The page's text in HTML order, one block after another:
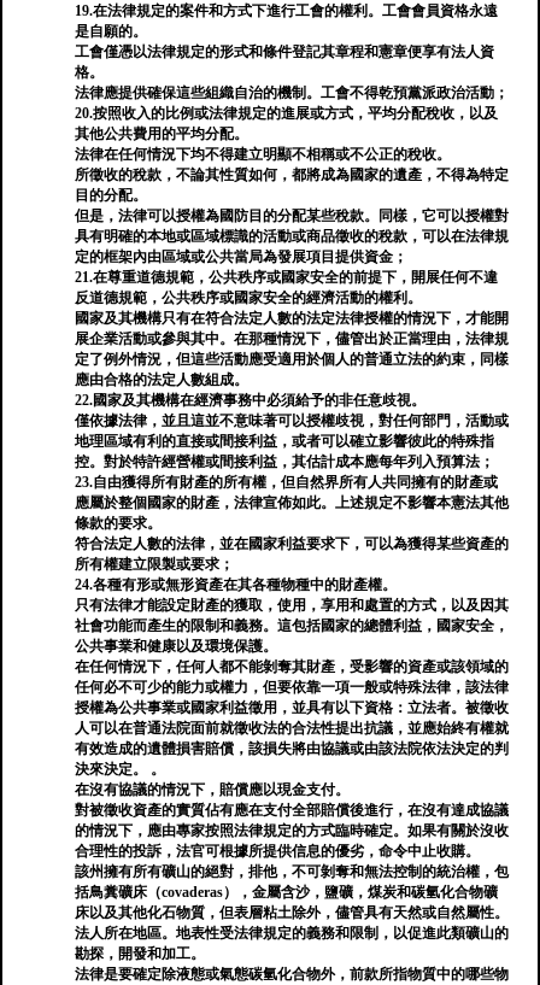
19.在法律規定的案件和方式下進行工會的權利。工會會員資格永遠
是自願的。
工會僅憑以法律規定的形式和條件登記其章程和憲章便享有法人資
格。
法律應提供確保這些組織自治的機制。工會不得乾預黨派政治活動；
20.按照收入的比例或法律規定的進展或方式，平均分配稅收，以及
其他公共費用的平均分配。
法律在任何情況下均不得建立明顯不相稱或不公正的稅收。
所徵收的稅款，不論其性質如何，都將成為國家的遺產，不得為特定
目的分配。
但是，法律可以授權為國防目的分配某些稅款。同樣，它可以授權對
具有明確的本地或區域標識的活動或商品徵收的稅款，可以在法律規
定的框架內由區域或公共當局為發展項目提供資金；
21.在尊重道德規範，公共秩序或國家安全的前提下，開展任何不違
反道德規範，公共秩序或國家安全的經濟活動的權利。
國家及其機構只有在符合法定人數的法定法律授權的情況下，才能開
展企業活動或參與其中。在那種情況下，儘管出於正當理由，法律規
定了例外情況，但這些活動應受適用於個人的普通立法的約束，同樣
應由合格的法定人數組成。
22.國家及其機構在經濟事務中必須給予的非任意歧視。
僅依據法律，並且這並不意味著可以授權歧視，對任何部門，活動或
地理區域有利的直接或間接利益，或者可以確立影響彼此的特殊指
控。對於特許經營權或間接利益，其估計成本應每年列入預算法；
23.自由獲得所有財產的所有權，但自然界所有人共同擁有的財產或
應屬於整個國家的財產，法律宣佈如此。上述規定不影響本憲法其他
條款的要求。
符合法定人數的法律，並在國家利益要求下，可以為獲得某些資產的
所有權建立限製或要求；
24.各種有形或無形資產在其各種物種中的財產權。
只有法律才能設定財產的獲取，使用，享用和處置的方式，以及因其
社會功能而產生的限制和義務。這包括國家的總體利益，國家安全，
公共事業和健康以及環境保護。
在任何情況下，任何人都不能剝奪其財產，受影響的資產或該領域的
任何必不可少的能力或權力，但要依靠一項一般或特殊法律，該法律
授權為公共事業或國家利益徵用，並具有以下資格：立法者。被徵收
人可以在普通法院面前就徵收法的合法性提出抗議，並應始終有權就
有效造成的遺體損害賠償，該損失將由協議或由該法院依法決定的判
決來決定。 。
在沒有協議的情況下，賠償應以現金支付。
對被徵收資產的實質佔有應在支付全部賠償後進行，在沒有達成協議
的情況下，應由專家按照法律規定的方式臨時確定。如果有關於沒收
合理性的投訴，法官可根據所提供信息的優劣，命令中止收購。
該州擁有所有礦山的絕對，排他，不可剝奪和無法控制的統治權，包
括鳥糞礦床（covaderas），金屬含沙，鹽礦，煤炭和碳氫化合物礦
床以及其他化石物質，但表層粘土除外，儘管具有天然或自然屬性。
法人所在地區。地表性受法律規定的義務和限制，以促進此類礦山的
勘探，開發和加工。
法律是要確定除液態或氣態碳氫化合物外，前款所指物質中的哪些物